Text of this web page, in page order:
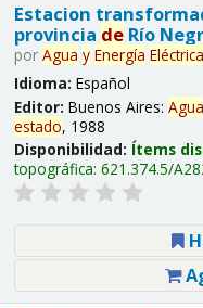
Estacion
provincia deRío
por Agua y Energía
Idioma: Español
Editor: Buenos Aires: Agua
estado, 1988
Disponibilidad: Ítems
topográfica: 621.374.5/